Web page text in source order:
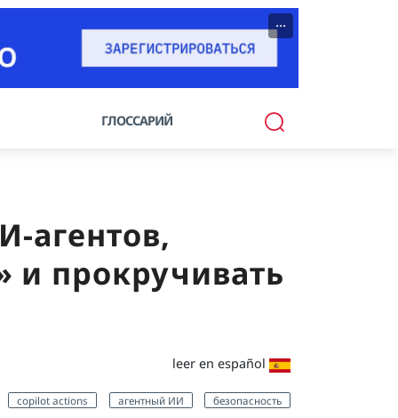
···
ГЛОССАРИЙ
агентов,
и прокручивать
leer en español
copilot actions агентный ИИ безопасность